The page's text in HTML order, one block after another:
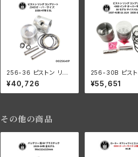
256-36 ピストン リン
グ コンプリート .040オ
ーバーサイズ 1936-4
7年 E/EL
¥40,726
256-30B ピスト
ング コンプリー
SV +080" OS
41年 UH/ULH
¥55,651
その他の商品